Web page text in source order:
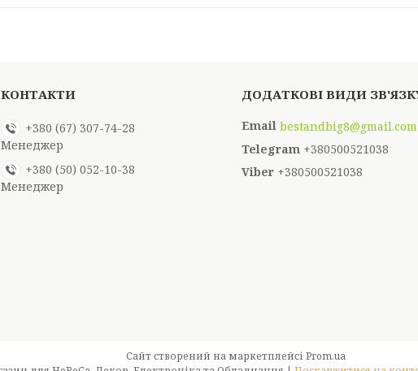
+380 (67) 307-74-28
Менеджер
+380 (50) 052-10-38
Менеджер
bestandbig8@gmail.com
+380500521038
+380500521038
Сайт створений на маркетплейсі Prom.ua